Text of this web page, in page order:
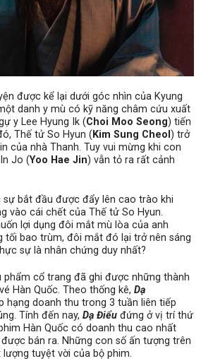
được kể lại dưới góc nhìn của Kyung
danh y mù có kỹ năng châm cứu xuất
y Lee Hyung Ik (Choi Moo Seong) tiến
Thế tử So Hyun (Kim Sung Cheol) trở
của nhà Thanh. Tuy vui mừng khi con
Jo (Yoo Hae Jin) vẫn tỏ ra rất cảnh
bắt đầu được đẩy lên cao trào khi
vào cái chết của Thế tử So Hyun.
lợi dụng đôi mắt mù lòa của anh
tối bao trùm, đôi mắt đó lại trở nên sáng
sự là nhân chứng duy nhất?
phẩm cổ trang đã ghi được những thành
Hàn Quốc. Theo thống kê, Dạ
hạng doanh thu trong 3 tuần liên tiếp
Tính đến nay, Dạ Điểu đứng ở vị trí thứ
Hàn Quốc có doanh thu cao nhất
bán ra. Những con số ấn tượng trên
tuyệt vời của bộ phim.